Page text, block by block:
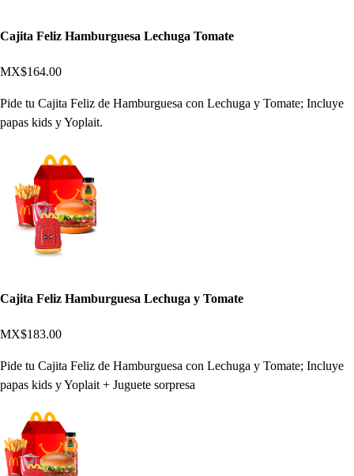
Cajita Feliz Hamburguesa Lechuga Tomate
MX$164.00
Pide tu Cajita Feliz de Hamburguesa con Lechuga y Tomate; Incluye
papas kids y Yoplait.
Cajita Feliz Hamburguesa Lechuga y Tomate
MX$183.00
Pide tu Cajita Feliz de Hamburguesa con Lechuga y Tomate; Incluye
papas kids y Yoplait + Juguete sorpresa